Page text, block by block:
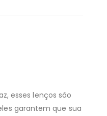
esses lenços são
garantem que sua